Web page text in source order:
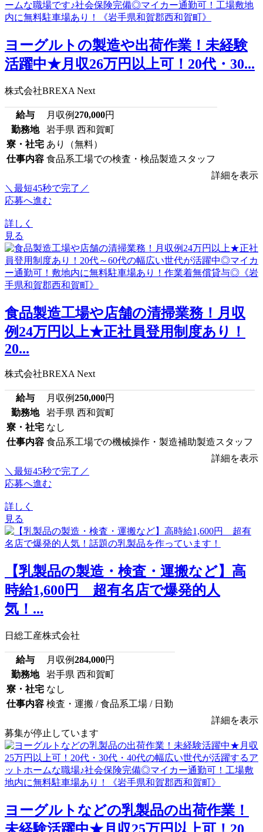
ヨーグルトの製造や出荷作業！未経験
活躍中★月収26万円以上可！20代・30...
株式会社BREXA Next
給与 月収例270,000円
勤務地
岩手県 西和賀町
寮・社宅 あり（無料）
仕事内容 食品系工場での検査・検品製造スタッフ
詳細を表示
＼最短45秒で完了／
応募へ進む
詳しく
見る
食品製造工場や店舗の清掃業務！月収
例24万円以上★正社員登用制度あり！
20...
株式会社BREXA Next
給与 月収例250,000円
勤務地
岩手県 西和賀町
寮・社宅 なし
仕事内容 食品系工場での機械操作・製造補助製造スタッフ
詳細を表示
＼最短45秒で完了／
応募へ進む
詳しく
見る
【乳製品の製造・検査・運搬など】高
時給1,600円 超有名店で爆発的人
気！...
日総工産株式会社
給与 月収例284,000円
勤務地
岩手県 西和賀町
寮・社宅 なし
仕事内容 検査・運搬 / 食品系工場 / 日勤
詳細を表示
募集が停止しています
ヨーグルトなどの乳製品の出荷作業！